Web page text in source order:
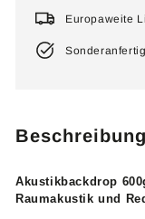
Europaweite
Beschreibung
Akustikbackdrop
Raumakustik und